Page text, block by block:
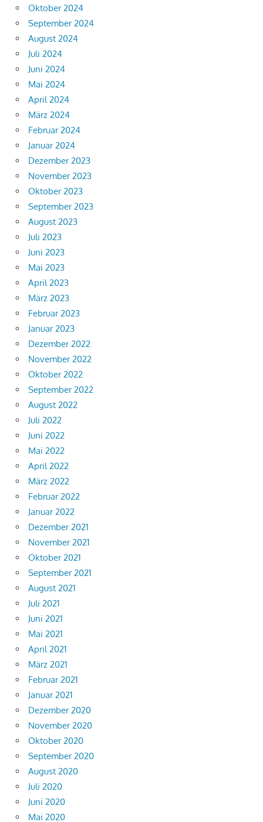
Oktober 2024
September 2024
August 2024
Juli 2024
Juni 2024
Mai 2024
April 2024
März 2024
Februar 2024
Januar 2024
Dezember 2023
November 2023
Oktober 2023
September 2023
August 2023
Juli 2023
Juni 2023
Mai 2023
April 2023
März 2023
Februar 2023
Januar 2023
Dezember 2022
November 2022
Oktober 2022
September 2022
August 2022
Juli 2022
Juni 2022
Mai 2022
April 2022
März 2022
Februar 2022
Januar 2022
Dezember 2021
November 2021
Oktober 2021
September 2021
August 2021
Juli 2021
Juni 2021
Mai 2021
April 2021
März 2021
Februar 2021
Januar 2021
Dezember 2020
November 2020
Oktober 2020
September 2020
August 2020
Juli 2020
Juni 2020
Mai 2020